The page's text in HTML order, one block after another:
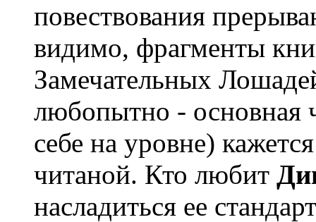
повествования
видимо, фрагменты
Замечательных
любопытно - основная
себе на уровне)
читаной. Кто любит
насладиться ее